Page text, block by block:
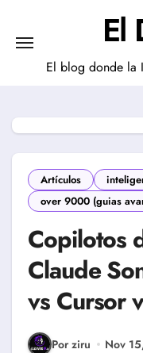
contenido
El
El blog donde la
Artículos
over 9000 (guias
Copilotos
Claude
vs Cursor
Por ziru Nov